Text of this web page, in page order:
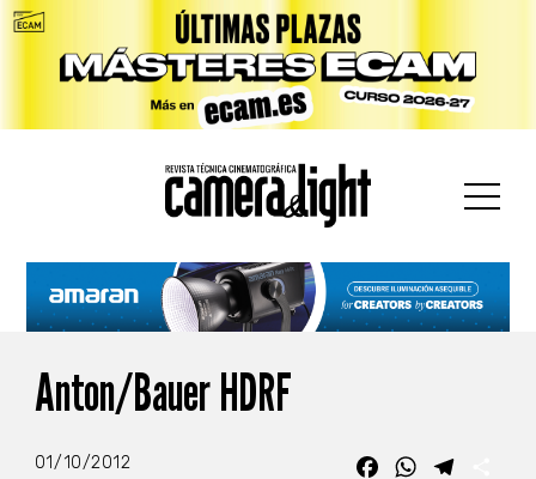
Anton/Bauer HDRF
01/10/2012 FacebookWhatsApp